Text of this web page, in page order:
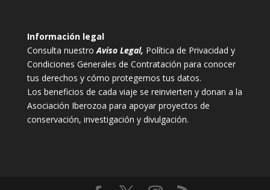
Información legal
Consulta nuestro Aviso Legal, Política de Privacidad y
Condiciones Generales de Contratación para conocer
tus derechos y cómo protegemos tus datos.
Los beneficios de cada viaje se reinvierten y donan a la
Asociación Iberozoa para apoyar proyectos de
conservación, investigación y divulgación.